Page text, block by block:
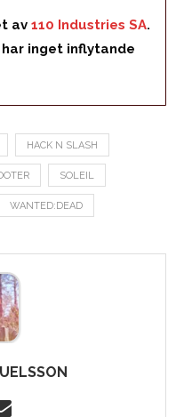
av 110 Industries SA.
inget inflytande
HACK N SLASH
SOLEIL
WANTED:DEAD